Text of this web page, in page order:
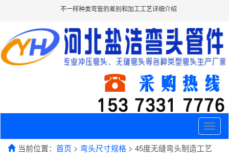
不一样种类弯管的差别和加工工艺详细介绍
Toggle
当前位置： 首页 > 弯头尺寸规格 > 45度无缝弯头制造工艺